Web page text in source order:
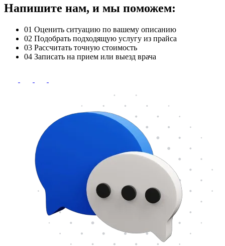
Напишите нам, и мы поможем:
01 Оценить ситуацию по вашему описанию
02 Подобрать подходящую услугу из прайса
03 Рассчитать точную стоимость
04 Записать на прием или выезд врача